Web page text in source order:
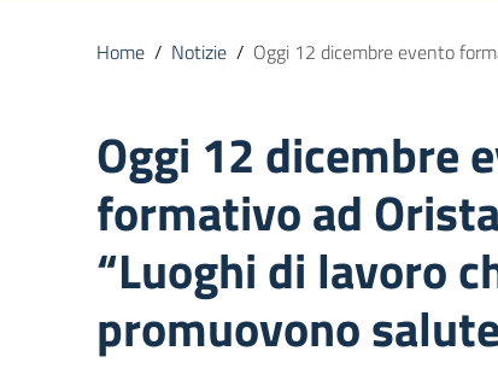
Home / Notizie / Oggi 12 dicembre evento
Oggi 12 dicembre
formativo ad
“Luoghi di lavoro
promuovono